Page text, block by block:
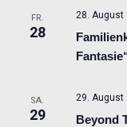
FR.
28
28. August
SA.
29 Beyond
29. August